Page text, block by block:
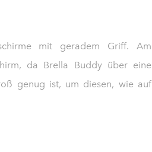
mit geradem Griff. Am
da Brella Buddy über eine
genug ist, um diesen, wie auf